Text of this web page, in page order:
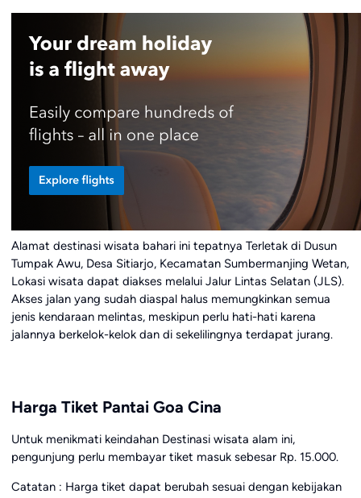
Alamat destinasi wisata bahari ini tepatnya Terletak di Dusun
Tumpak Awu, Desa Sitiarjo, Kecamatan Sumbermanjing Wetan,
Lokasi wisata dapat diakses melalui Jalur Lintas Selatan (JLS).
Akses jalan yang sudah diaspal halus memungkinkan semua
jenis kendaraan melintas, meskipun perlu hati-hati karena
jalannya berkelok-kelok dan di sekelilingnya terdapat jurang.
Harga Tiket Pantai Goa Cina
Untuk menikmati keindahan Destinasi wisata alam ini,
pengunjung perlu membayar tiket masuk sebesar Rp. 15.000.
Catatan : Harga tiket dapat berubah sesuai dengan kebijakan